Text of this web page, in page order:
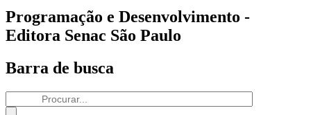
Programação e Desenvolvimento -
Editora Senac São Paulo
Barra de busca